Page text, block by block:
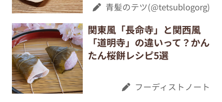
青髪のテツ(@tetsublogorg)
関東風「長命寺」と関西風
「道明寺」の違いって？かん
たん桜餅レシピ5選
フーディストノート